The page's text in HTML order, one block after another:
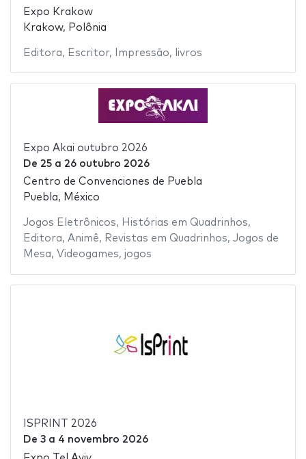
Expo Krakow
Krakow, Polônia
Editora, Escritor, Impressão, livros
Expo Akai outubro 2026
De 25a 26 outubro 2026
Centro de Convenciones de Puebla
Puebla, México
Jogos Eletrônicos, Histórias em Quadrinhos,
Editora, Animê, Revistas em Quadrinhos, Jogos de
Mesa, Videogames, jogos
ISPRINT 2026
De 3a 4 novembro 2026